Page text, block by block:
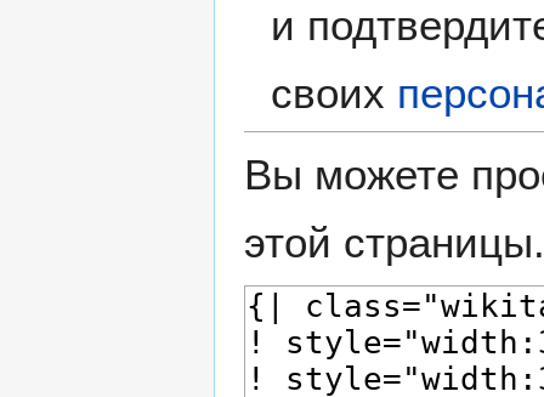
и
своих
Вы можете
этой страницы.